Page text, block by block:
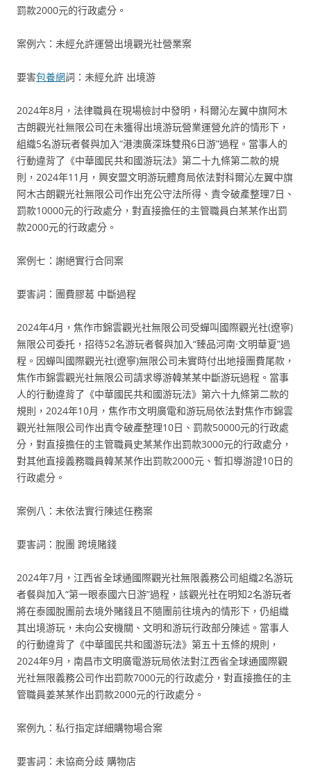
罰款2000元的行政處分。
案例六：未經允許運營出境觀光社營業案
要害包養網詞：未經允許 出境游
2024年8月，法律職員在現場檢討中發明，科爾沁左翼中旗阿木
古朗觀光社無限公司在未獲得出境游玩營業運營允許的情形下，
組織5名游玩者餐與加入“港澳廣深珠雙飛6日游”過程。當事人的
行動違背了《中華國民共和國游玩法》第二十九條第二款的規
則，2024年11月，興安盟文明游玩體育局依法對科爾沁左翼中旗
阿木古朗觀光社無限公司作出充公守法所得、責令破產整理7日、
罰款10000元的行政處分，對直接擔任的主管職員白某某作出罰
款2000元的行政處分。
案例七：謝絕實行合同案
要害詞：團費膠葛 中斷過程
2024年4月，焦作市錦雲觀光社無限公司受蟬叫國際觀光社(遼寧)
無限公司委托，招待52名游玩者餐與加入“臻品河南·文明華夏”過
程。因蟬叫國際觀光社(遼寧)無限公司未實時付出地接團費尾款，
焦作市錦雲觀光社無限公司請求導游韓某某中斷游玩過程。當事
人的行動違背了《中華國民共和國游玩法》第六十九條第二款的
規則，2024年10月，焦作市文明廣電和游玩局依法對焦作市錦雲
觀光社無限公司作出責令破產整理10日、罰款50000元的行政處
分，對直接擔任的主管職員史某某作出罰款3000元的行政處分，
對其他直接義務職員韓某某作出罰款2000元、暫扣導游證10日的
行政處分。
案例八：未依法實行陳述任務案
要害詞：脫團 跨境賭錢
2024年7月，江西省全球通國際觀光社無限義務公司組織2名游玩
者餐與加入“第一眼泰國六日游”過程，該觀光社在明知2名游玩者
將在泰國脫團前去境外賭錢且不隨團前往境內的情形下，仍組織
其出境游玩，未向公安機關、文明和游玩行政部分陳述。當事人
的行動違背了《中華國民共和國游玩法》第五十五條的規則，
2024年9月，南昌市文明廣電游玩局依法對江西省全球通國際觀
光社無限義務公司作出罰款7000元的行政處分，對直接擔任的主
管職員姜某某作出罰款2000元的行政處分。
案例九：私行指定詳細購物場合案
要害詞：未協商分歧 購物店